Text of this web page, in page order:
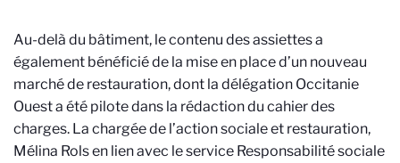
Au-delà du bâtiment, le contenu des assiettes a
également bénéficié de la mise en place d’un nouveau
marché de restauration, dont la délégation Occitanie
Ouest a été pilote dans la rédaction du cahier des
charges. La chargée de l’action sociale et restauration,
Mélina Rols en lien avec le service Responsabilité sociale